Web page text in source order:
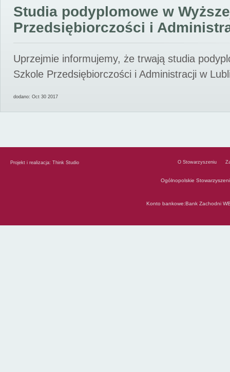
Studia podyplomowe w
Przedsiębiorczości i
Uprzejmie informujemy, że trwają studia
Szkole Przedsiębiorczości i Administracji w
dodano: Oct 30 2017
Projekt i realizacja: Think Studio O Stowarzyszeniu
Ogólnopolskie
Konto bankowe:Bank Zachodni